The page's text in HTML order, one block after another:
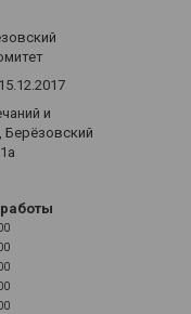
и
Берёзовский